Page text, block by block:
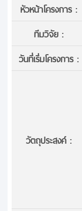
หัวหน้าโครงการ :
ทีมวิจัย :
วันที่เริ่มโครงการ :
วัตถุประสงค์ :